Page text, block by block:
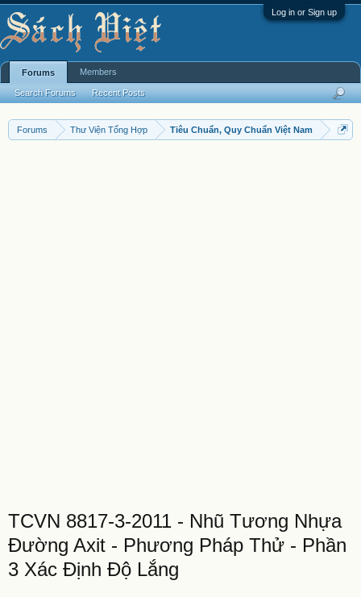
Log in or Sign up
Forums Thư Viện Tổng Hợp Tiêu Chuẩn, Quy Chuẩn Việt Nam
TCVN 8817-3-2011 - Nhũ Tương Nhựa
Đường Axit - Phương Pháp Thử - Phần
3 Xác Định Độ Lắng
Forums
Search Forums Recent Posts
Members